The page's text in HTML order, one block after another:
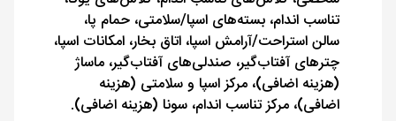
تناسب اندام، بسته‌های اسپا/سلامتی، حمام پا،
سالن استراحت/آرامش اسپا، اتاق بخار، امکانات اسپا،
چترهای آفتاب‌گیر، صندلی‌های آفتاب‌گیر، ماساژ
(هزینه اضافی)، مرکز اسپا و سلامتی (هزینه
اضافی)، مرکز تناسب اندام، سونا (هزینه اضافی).